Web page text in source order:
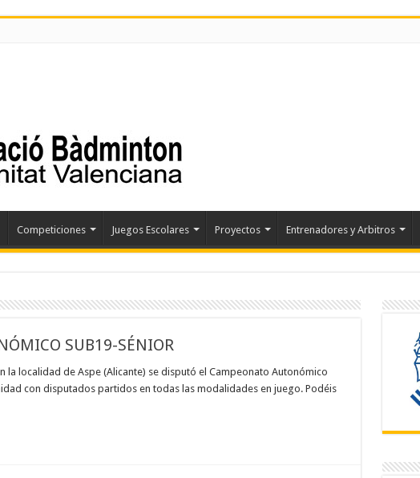
Competiciones Juegos Escolares Proyectos Entrenadores y Arbitros
SUB19-SÉNIOR
la localidad de Aspe (Alicante) se disputó el Campeonato Autonómico
con disputados partidos en todas las modalidades en juego. Podéis